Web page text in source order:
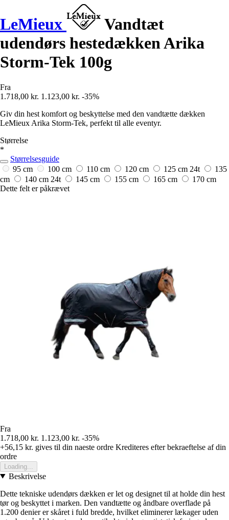
LeMieux
Vandtæt
udendørs hestedækken Arika
Storm-Tek 100g
Fra
1.718,00 kr. 1.123,00 kr. -35%
Giv din hest komfort og beskyttelse med den vandtætte dækken
LeMieux Arika Storm-Tek, perfekt til alle eventyr.
Størrelse
*
Størrelsesguide
95 cm
100 cm 110 cm 120 cm 125 cm 24t
135
cm
140 cm 24t 145 cm 155 cm 165 cm
170 cm
Dette felt er påkrævet
Fra
1.718,00 kr. 1.123,00 kr. -35%
+56,15 kr. gives til din naeste ordre Krediteres efter bekraeftelse af din
ordre
Loading...
Beskrivelse
Dette tekniske udendørs dækken er let og designet til at holde din hest
tør og beskyttet i marken. Den vandtætte og åndbare overflade på
1.200 denier er skåret i fuld bredde, hvilket eliminerer lækager uden